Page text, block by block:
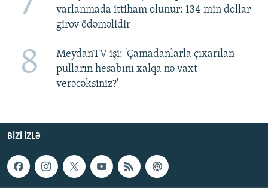
varlanmada ittiham olunur: 134 min dollar
girov ödəməlidir
8
MeydanTV işi: 'Çamadanlarla çıxarılan
pulların hesabını xalqa nə vaxt
verəcəksiniz?'
BIZI IZLƏ